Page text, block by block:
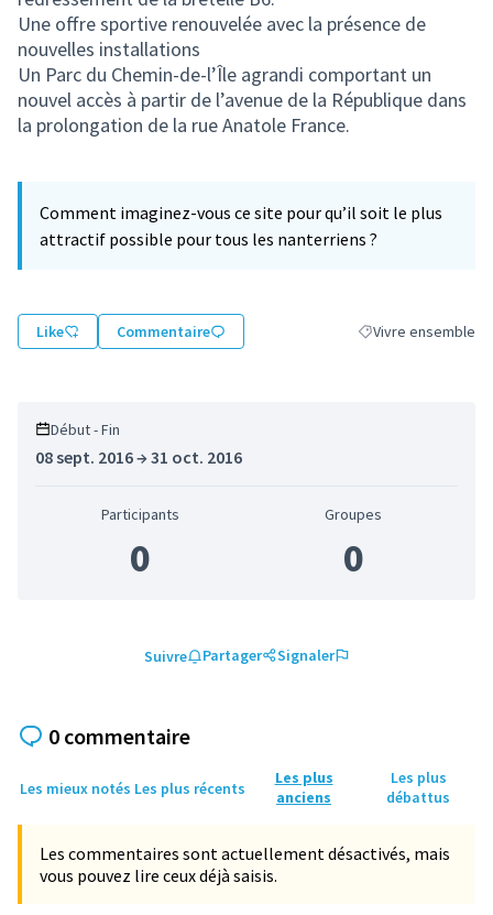
Une offre sportive renouvelée avec la présence de
nouvelles installations
Un Parc du Chemin-de-l’Île agrandi comportant un
nouvel accès à partir de l’avenue de la République dans
la prolongation de la rue Anatole France.
Comment imaginez-vous ce site pour qu’il soit le plus
attractif possible pour tous les nanterriens ?
Like Commentaire Filtrer les résultats
Vivre ensemble
Début - Fin
08 sept. 2016 → 31 oct. 2016
Participants
0
Groupes
0
Suivre Partager Signaler
0 commentaire
Les mieux notés Les plus récents
Les plus
anciens
Les plus
débattus
Les commentaires sont actuellement désactivés, mais
vous pouvez lire ceux déjà saisis.